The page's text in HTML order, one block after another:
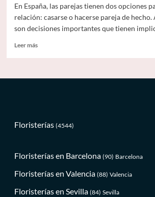
En España, las parejas tienen dos opciones
relación: casarse o hacerse pareja de hecho.
son decisiones importantes que tienen
Leer másLeer
pareja
España
Floristerías (4544)
Floristerías en Barcelona (90) Barcelona
Floristerías en Valencia (88) Valencia
Floristerías en Sevilla (84) Sevilla